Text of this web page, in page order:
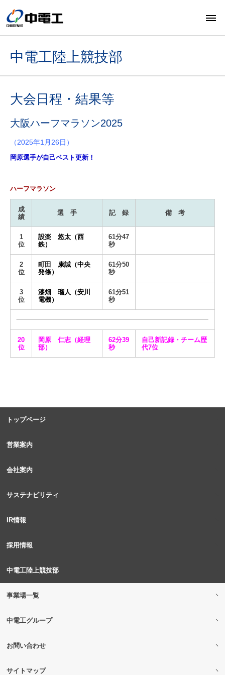
中電工陸上競技部
大会日程・結果等
大阪ハーフマラソン2025
（2025年1月26日）
岡原選手が自己ベスト更新！
ハーフマラソン
成
績
選 手 記 録 備 考
1
位
設楽 悠太（西
鉄）
61分47
秒
2
位
町田 康誠（中央
発條）
61分50
秒
3
位
漆畑 瑠人（安川
電機）
61分51
秒
20
位
岡原 仁志（経理
部）
62分39
秒
自己新記録・チーム歴
代7位
トップページ
営業案内
会社案内
サステナビリティ
IR情報
採用情報
中電工陸上競技部
事業場一覧
中電工グループ
お問い合わせ
サイトマップ